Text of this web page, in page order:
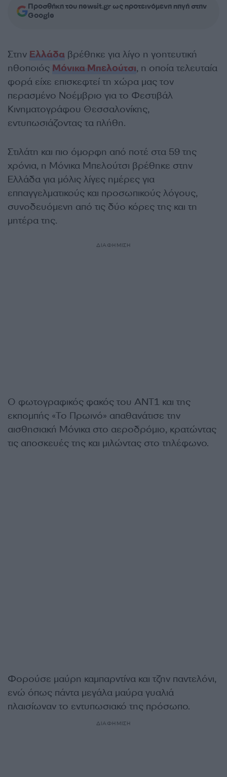
Προσθήκη του newsit.gr ως προτεινόμενη πηγή στην
Google
Στην Ελλάδα βρέθηκε για λίγο η γοητευτική
ηθοποιός Μόνικα Μπελούτσι, η οποία τελευταία
φορά είχε επισκεφτεί τη χώρα μας τον
περασμένο Νοέμβριο για το Φεστιβάλ
Κινηματογράφου Θεσσαλονίκης,
εντυπωσιάζοντας τα πλήθη.
Στιλάτη και πιο όμορφη από ποτέ στα 59 της
χρόνια, η Μόνικα Μπελούτσι βρέθηκε στην
Ελλάδα για μόλις λίγες ημέρες για
εππαγγελματικούς και προσωπικούς λόγους,
συνοδευόμενη από τις δύο κόρες της και τη
μητέρα της.
ΔΙΑΦΗΜΙΣΗ
Ο φωτογραφικός φακός του ΑΝΤ1 και της
εκπομπής «Το Πρωινό» απαθανάτισε την
αισθησιακή Μόνικα στο αεροδρόμιο, κρατώντας
τις αποσκευές της και μιλώντας στο τηλέφωνο.
Φορούσε μαύρη καμπαρντίνα και τζην παντελόνι,
ενώ όπως πάντα μεγάλα μαύρα γυαλιά
πλαισίωναν το εντυπωσιακό της πρόσωπο.
ΔΙΑΦΗΜΙΣΗ